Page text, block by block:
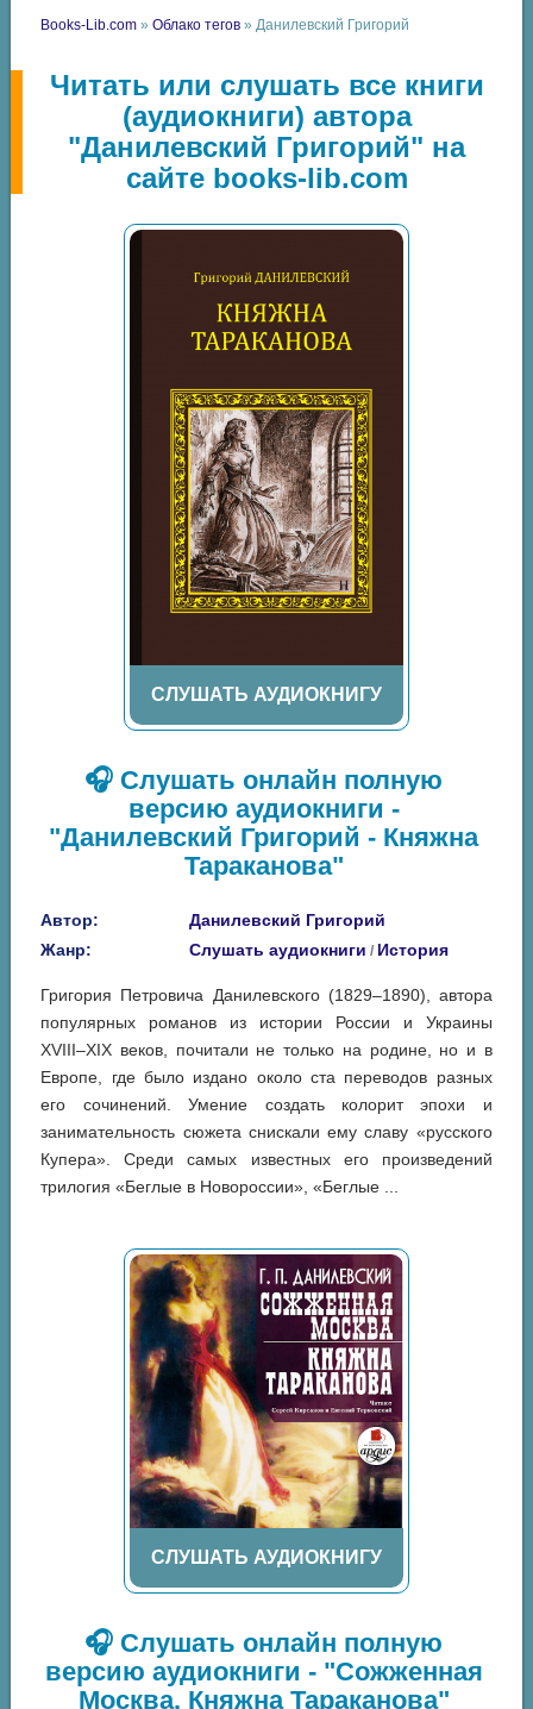
Books-Lib.com »Облако тегов » Данилевский Григорий
Читать или слушать все книги
(аудиокниги) автора
"Данилевский Григорий" на
сайте books-lib.com
СЛУШАТЬ АУДИОКНИГУ
🎧 Слушать онлайн полную
версию аудиокниги -
"Данилевский Григорий - Княжна
Тараканова"
Автор:
Данилевский Григорий
Жанр:
Слушать аудиокниги / История
Григория Петровича Данилевского (1829–1890), автора
популярных романов из истории России и Украины
XVIII–XIX веков, почитали не только на родине, но и в
Европе, где было издано около ста переводов разных
его сочинений. Умение создать колорит эпохи и
занимательность сюжета снискали ему славу «русского
Купера». Среди самых известных его произведений
трилогия «Беглые в Новороссии», «Беглые ...
СЛУШАТЬ АУДИОКНИГУ
🎧 Слушать онлайн полную
версию аудиокниги - "Сожженная
Москва. Княжна Тараканова"